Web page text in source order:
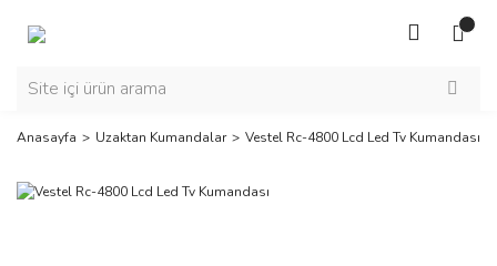
Anasayfa Uzaktan Kumandalar Vestel Rc-4800 Lcd Led Tv Kumandası